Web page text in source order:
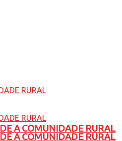
A COMUNIDADE RURAL
A COMUNIDADE RURAL